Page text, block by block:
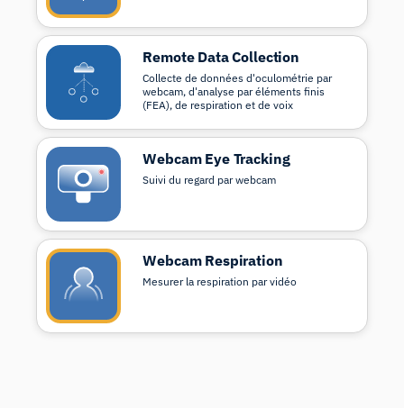
Remote Data Collection
Collecte de données d'oculométrie par
webcam, d'analyse par éléments finis
(FEA), de respiration et de voix
Webcam Eye Tracking
Suivi du regard par webcam
Webcam Respiration
Mesurer la respiration par vidéo